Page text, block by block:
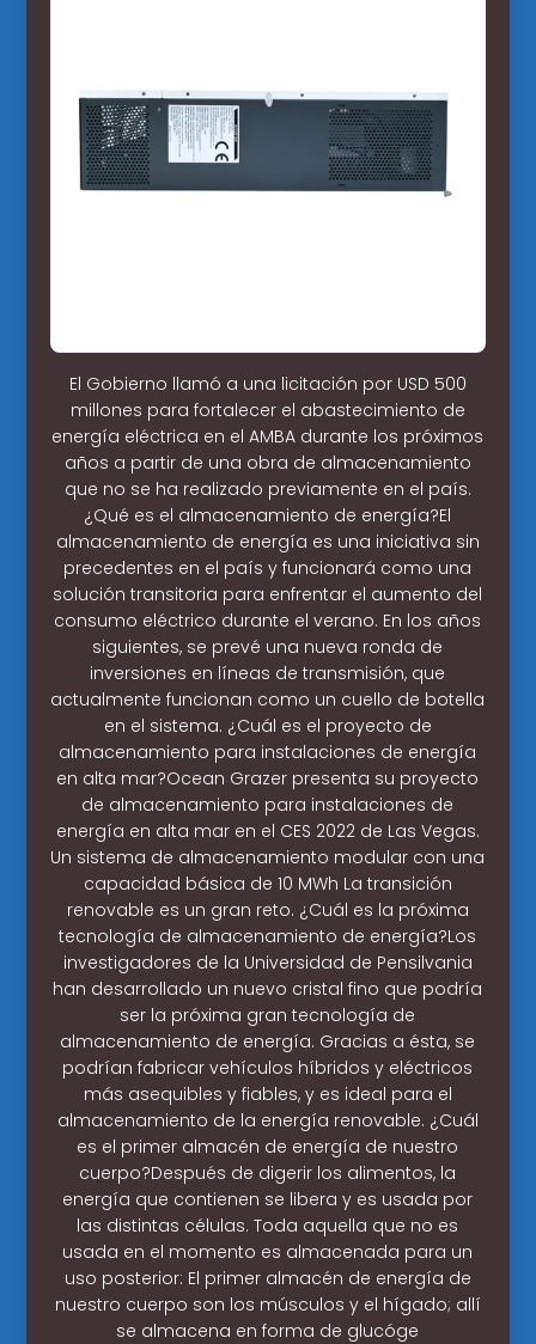
El Gobierno llamó a una licitación por USD 500
millones para fortalecer el abastecimiento de
energía eléctrica en el AMBA durante los próximos
años a partir de una obra de almacenamiento
que no se ha realizado previamente en el país.
¿Qué es el almacenamiento de energía?El
almacenamiento de energía es una iniciativa sin
precedentes en el país y funcionará como una
solución transitoria para enfrentar el aumento del
consumo eléctrico durante el verano. En los años
siguientes, se prevé una nueva ronda de
inversiones en líneas de transmisión, que
actualmente funcionan como un cuello de botella
en el sistema. ¿Cuál es el proyecto de
almacenamiento para instalaciones de energía
en alta mar?Ocean Grazer presenta su proyecto
de almacenamiento para instalaciones de
energía en alta mar en el CES 2022 de Las Vegas.
Un sistema de almacenamiento modular con una
capacidad básica de 10 MWh La transición
renovable es un gran reto. ¿Cuál es la próxima
tecnología de almacenamiento de energía?Los
investigadores de la Universidad de Pensilvania
han desarrollado un nuevo cristal fino que podría
ser la próxima gran tecnología de
almacenamiento de energía. Gracias a ésta, se
podrían fabricar vehículos híbridos y eléctricos
más asequibles y fiables, y es ideal para el
almacenamiento de la energía renovable. ¿Cuál
es el primer almacén de energía de nuestro
cuerpo?Después de digerir los alimentos, la
energía que contienen se libera y es usada por
las distintas células. Toda aquella que no es
usada en el momento es almacenada para un
uso posterior: El primer almacén de energía de
nuestro cuerpo son los músculos y el hígado; allí
se almacena en forma de glucóge